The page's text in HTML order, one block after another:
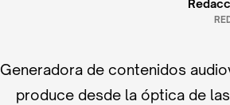
Generadora de contenidos
produce desde la óptica de